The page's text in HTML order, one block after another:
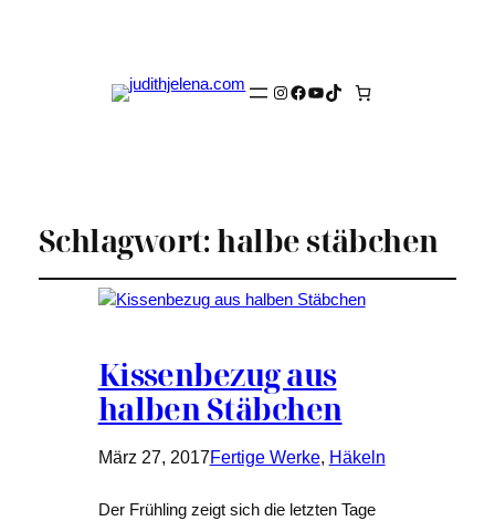
Instagram
Facebook
YouTube
TikTok
Schlagwort:halbe stäbchen
Kissenbezug aus
halben Stäbchen
März 27, 2017Fertige Werke, Häkeln
Der Frühling zeigt sich die letzten Tage